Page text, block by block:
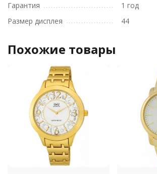
Гарантия
1 год
Размер дисплея
44
Похожие товары